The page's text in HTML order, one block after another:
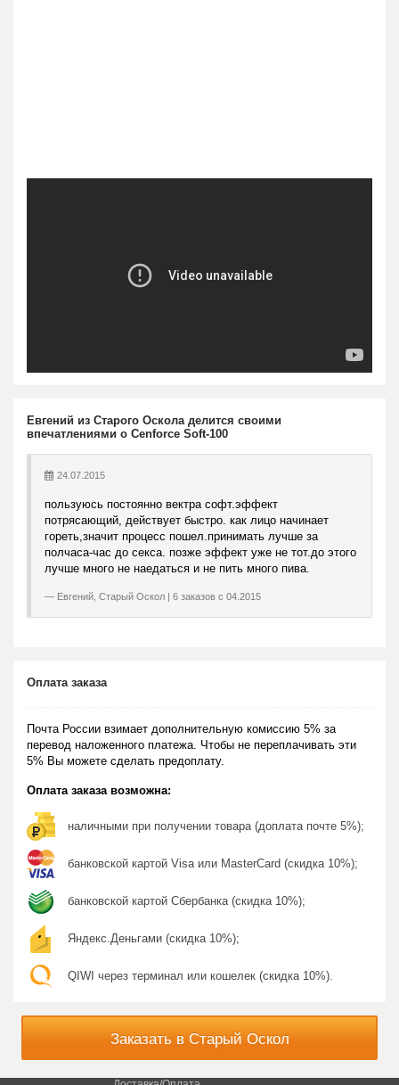
Евгений из Старого Оскола делится своими
впечатлениями о Cenforce Soft-100
24.07.2015
пользуюсь постоянно вектра софт.эффект
потрясающий, действует быстро. как лицо начинает
гореть,значит процесс пошел.принимать лучше за
полчаса-час до секса. позже эффект уже не тот.до этого
лучше много не наедаться и не пить много пива.
Евгений, Старый Оскол | 6 заказов с 04.2015
Оплата заказа
Почта России взимает дополнительную комиссию 5% за
перевод наложенного платежа. Чтобы не переплачивать эти
5% Вы можете сделать предоплату.
Оплата заказа возможна:
наличными при получении товара (доплата почте 5%);
банковской картой Visa или MasterCard (скидка 10%);
банковской картой Сбербанка (скидка 10%);
Яндекс.Деньгами (скидка 10%);
QIWI через терминал или кошелек (скидка 10%).
Заказать в Старый Оскол